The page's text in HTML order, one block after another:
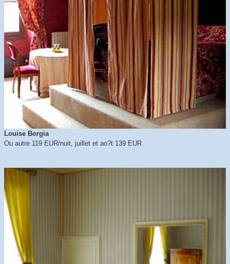
Louise Borgia
Ou autre 119 EUR/nuit, juillet et ao?t 139 EUR